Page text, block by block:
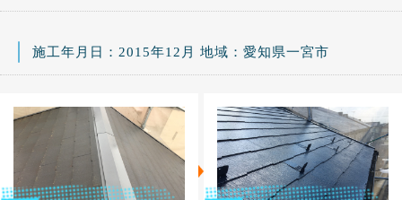
施工年月日：2015年12月 地域：愛知県一宮市